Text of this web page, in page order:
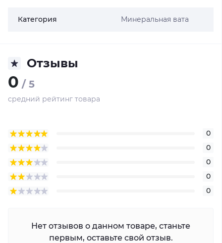
Категория Минеральная вата
Отзывы
0 / 5
средний рейтинг товара
0
0
0
0
0
Нет отзывов о данном товаре, станьте
первым, оставьте свой отзыв.